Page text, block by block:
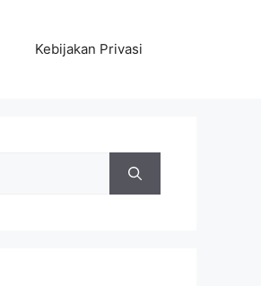
Kebijakan Privasi